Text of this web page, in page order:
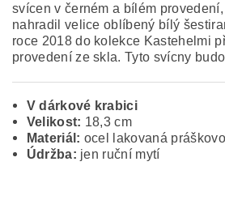
svícen v černém a bílém
nahradil velice oblíbený bílý
roce 2018 do kolekce Kastehelmi
provedení ze skla. Tyto svícny
V dárkové krabici
Velikost: 18,3 cm
Materiál: ocel lakovaná
Údržba: jen ruční mytí